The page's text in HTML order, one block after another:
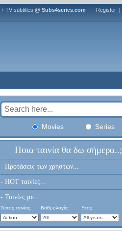
+ TV subtitles @ Subs4series.com Register |
Movies Series
Ποια ταινία θα δω σήμερα..;
- Προτάσεις των χρηστών...
- HOT ταινίες...
- Ταινίες με...
Τύπος ταινίας: Βαθμολογία: Έτος: